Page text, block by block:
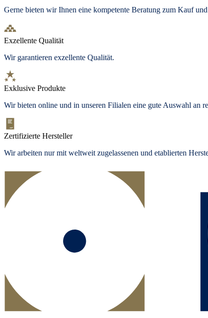
Gerne bieten wir Ihnen eine kompetente Beratung zum Kauf
Exzellente Qualität
Wir garantieren exzellente Qualität.
Exklusive Produkte
Wir bieten online und in unseren Filialen eine gute Auswahl an
Zertifizierte Hersteller
Wir arbeiten nur mit weltweit zugelassenen und etablierten